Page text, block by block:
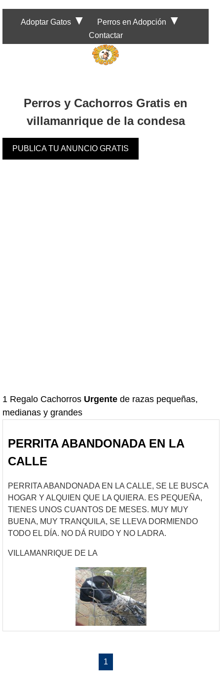
Adoptar Gatos ▼ Perros en Adopción ▼
Contactar
Perros y Cachorros Gratis en
villamanrique de la condesa
PUBLICA TU ANUNCIO GRATIS
1 Regalo Cachorros Urgente de razas pequeñas,
medianas y grandes
PERRITA ABANDONADA EN LA
CALLE
PERRITA ABANDONADA EN LA CALLE, SE LE BUSCA
HOGAR Y ALQUIEN QUE LA QUIERA. ES PEQUEÑA,
TIENES UNOS CUANTOS DE MESES. MUY MUY
BUENA, MUY TRANQUILA, SE LLEVA DORMIENDO
TODO EL DÍA. NO DÁ RUIDO Y NO LADRA.
VILLAMANRIQUE DE LA
1